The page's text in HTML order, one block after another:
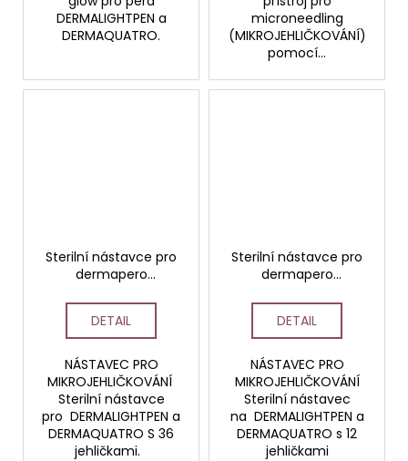
DERMALIGHTPEN a
DERMAQUATRO.
microneedling
(MIKROJEHLIČKOVÁNÍ)
pomocí...
Sterilní nástavce pro
dermapero
DERMAQUATRO 36
jehliček
DETAIL
NÁSTAVEC PRO
MIKROJEHLIČKOVÁNÍ
Sterilní nástavce
pro DERMALIGHTPEN a
DERMAQUATRO S 36
jehličkami.
Sterilní nástavce pro
dermapero
DERMAQUATRO 12
jehliček
DETAIL
NÁSTAVEC PRO
MIKROJEHLIČKOVÁNÍ
Sterilní nástavec
na DERMALIGHTPEN a
DERMAQUATRO s 12
jehličkami